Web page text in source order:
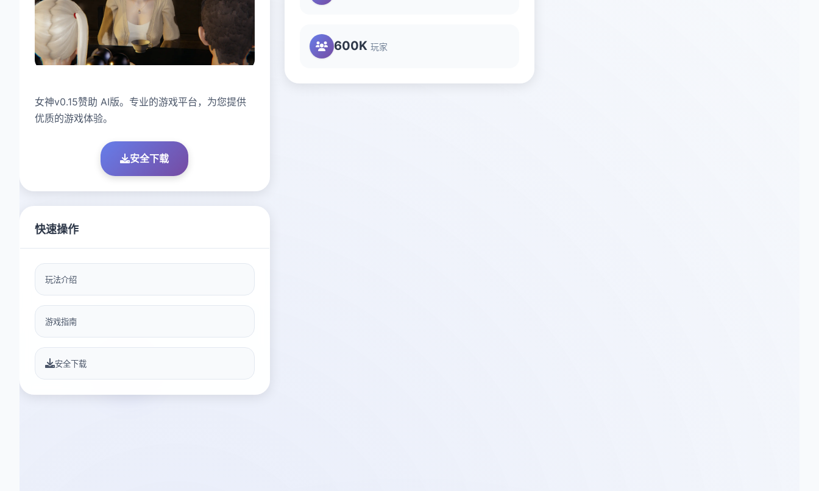
女神v0.15赞助 AI版。专业的游戏平台，为您提供
优质的游戏体验。
安全下载
600K 玩家
快速操作
玩法介绍
游戏指南
安全下载